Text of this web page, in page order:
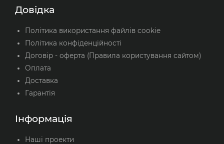
Довідка
Політика використання файлів cookie
Політика конфіденційності
Договір - оферта (Правила користування сайтом)
Оплата
Доставка
Гарантія
Інформація
Наші проекти